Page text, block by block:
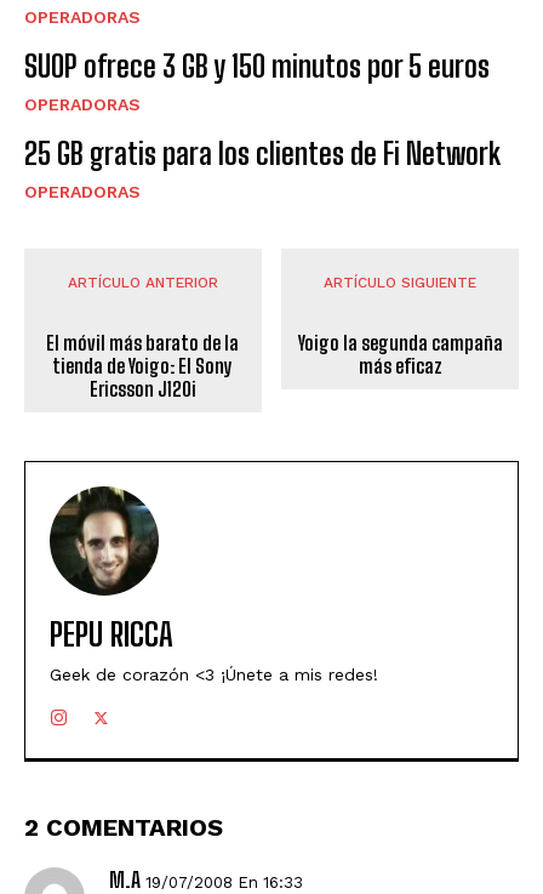
OPERADORAS
SUOP ofrece 3 GB y 150 minutos por 5 euros
OPERADORAS
25 GB gratis para los clientes de Fi Network
OPERADORAS
ARTÍCULO ANTERIOR
El móvil más barato de la
tienda de Yoigo: El Sony
Ericsson J120i
ARTÍCULO SIGUIENTE
Yoigo la segunda campaña
más eficaz
PEPU RICCA
Geek de corazón <3 ¡Únete a mis redes!
2 COMENTARIOS
M.A 19/07/2008 En 16:33